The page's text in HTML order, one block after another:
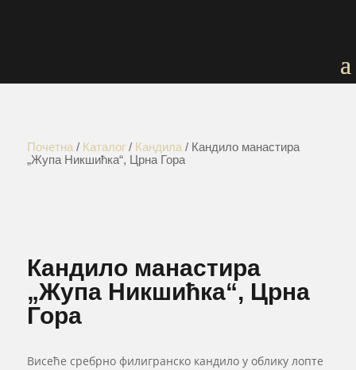
Почетна / Каталог/ Кандила / Кандило манастира
„Жупа Никшићка“, Црна Гора
Кандило манастира
„Жупа Никшићка“, Црна
Гора
Висеће сребрно филигранско кандило у облику лопте